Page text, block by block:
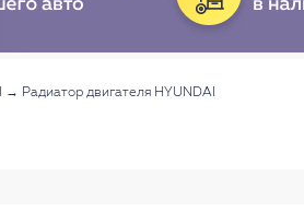
→ Радиатор двигателя HYUNDAI